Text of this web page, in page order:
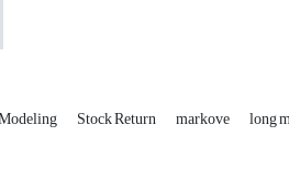
Stock Return markove long